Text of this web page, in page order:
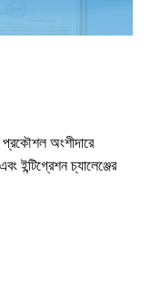
প্রকৌশল অংশীদারে
ইন্টিগ্রেশন চ্যালেঞ্জের